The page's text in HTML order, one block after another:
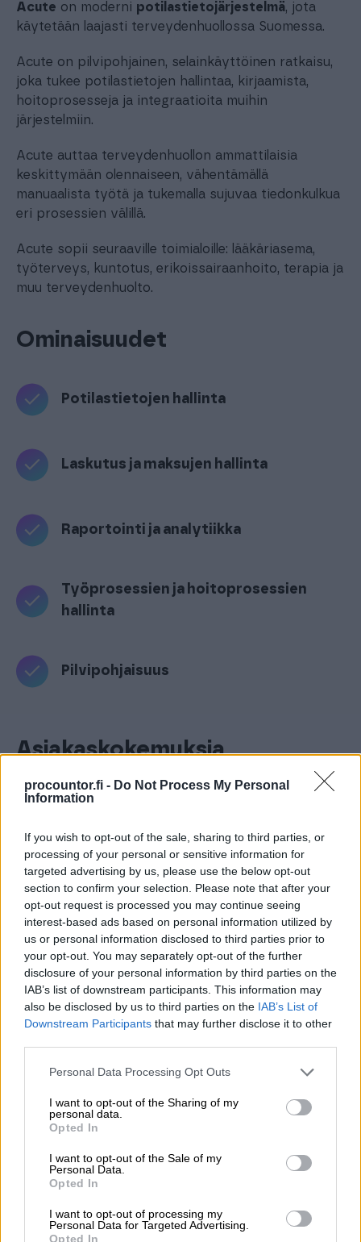
procountor.fi - Do Not Process My Personal
Information
If you wish to opt-out of the sale, sharing to third parties, or
processing of your personal or sensitive information for
targeted advertising by us, please use the below opt-out
section to confirm your selection. Please note that after your
opt-out request is processed you may continue seeing
interest-based ads based on personal information utilized by
us or personal information disclosed to third parties prior to
your opt-out. You may separately opt-out of the further
disclosure of your personal information by third parties on the
IAB’s list of downstream participants. This information may
also be disclosed by us to third parties on the IAB’s List of
Downstream Participants that may further disclose it to other
Please note that this website/app uses one or more Google
not limited to your visit or usage behaviour. You may click to
grant or deny consent to Google and its third-party tags to
use your data for below specified purposes in below Google
consent section.
Personal Data Processing Opt Outs
I want to opt-out of the Sharing of my
personal data.
Opted In
I want to opt-out of the Sale of my
Personal Data.
Opted In
I want to opt-out of processing my
Personal Data for Targeted Advertising.
Opted In
Acute on moderni potilastietojärjestelmä, jota
käytetään laajasti terveydenhuollossa Suomessa.
Acute on pilvipohjainen, selainkäyttöinen ratkaisu,
joka tukee potilastietojen hallintaa, kirjaamista,
hoitoprosesseja ja integraatioita muihin
järjestelmiin.
Acute auttaa terveydenhuollon ammattilaisia
keskittymään olennaiseen, vähentämällä
manuaalista työtä ja tukemalla sujuvaa tiedonkulkua
eri prosessien välillä.
Acute sopii seuraaville toimialoille: lääkäriasema,
työterveys, kuntotus, erikoissairaanhoito, terapia ja
muu terveydenhuolto.
Ominaisuudet
Potilastietojen hallinta
Laskutus ja maksujen hallinta
Raportointi ja analytiikka
Työprosessien ja hoitoprosessien
hallinta
Pilvipohjaisuus
Asiakaskokemuksia
Käytäntö on osoittanut, että Acute on
Niina Posti
FVR:n Senior Quality and Compliance Manager
Lue koko asiakastarina >>
Finago Procountor + Acute
Procountor + Acute API -integraatioyhdistää
Acuten jaProcountorinsujuvaksi ratkaisuksi, joka
automatisoi taloushallinnon ja maksujen käsittelyn.
Integraation avulla:
Myynti- ja hyvityslaskut sekä käteis- ja
korttimaksut siirtyvät Acutesta Procountoriin
Maksetut laskut siirtyvät suoritettuina Acuteen,
jolloin maksujen käsittely ja seuranta ovat